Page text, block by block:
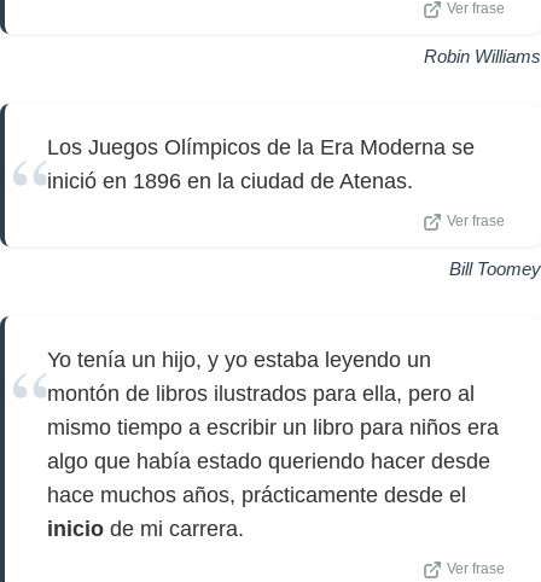
Ver frase
Robin Williams
Los Juegos Olímpicos de la Era Moderna se
inició en 1896 en la ciudad de Atenas.
Ver frase
Bill Toomey
Yo tenía un hijo, y yo estaba leyendo un
montón de libros ilustrados para ella, pero al
mismo tiempo a escribir un libro para niños era
algo que había estado queriendo hacer desde
hace muchos años, prácticamente desde el
inicio de mi carrera.
Ver frase